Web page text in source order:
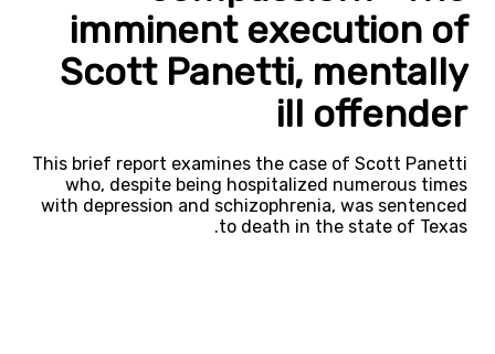
imminent execution of
Scott Panetti, mentally
ill offender
This brief report examines the case of Scott Panetti
who, despite being hospitalized numerous times
with depression and schizophrenia, was sentenced
to death in the state of Texas.